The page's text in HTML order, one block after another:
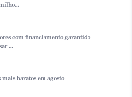
com financiamento garantido
...
baratos em agosto